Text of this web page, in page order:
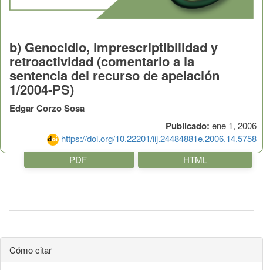
Publicado: ene 1, 2006
https://doi.org/10.22201/iij.24484881e.2006.14.5758
b) Genocidio, imprescriptibilidad y
retroactividad (comentario a la
sentencia del recurso de apelación
1/2004-PS)
Edgar Corzo Sosa
PDF HTML
Cómo citar